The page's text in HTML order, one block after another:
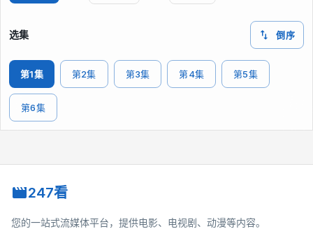
选集 倒序
第1集 第2集 第3集 第4集 第5集
第6集
247看
您的一站式流媒体平台，提供电影、电视剧、动漫等内容。